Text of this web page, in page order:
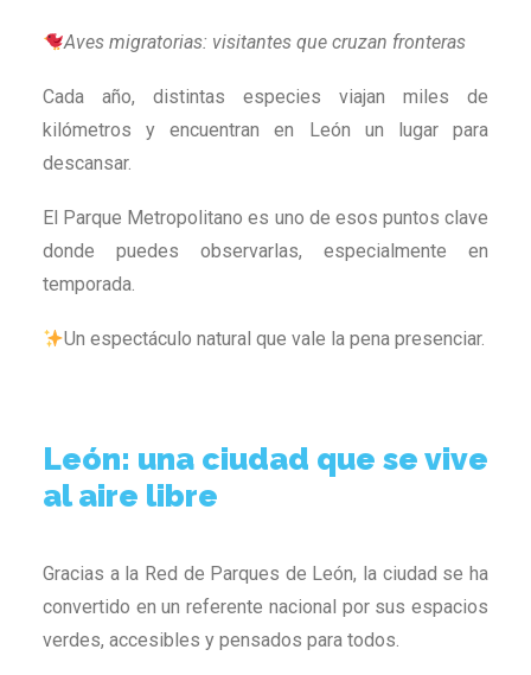
Aves migratorias: visitantes que cruzan fronteras
Cada año, distintas especies viajan miles de
kilómetros y encuentran en León un lugar para
descansar.
El Parque Metropolitano es uno de esos puntos clave
donde puedes observarlas, especialmente en
temporada.
Un espectáculo natural que vale la pena presenciar.
León: una ciudad que se vive
al aire libre
Gracias a la Red de Parques de León, la ciudad se ha
convertido en un referente nacional por sus espacios
verdes, accesibles y pensados para todos.